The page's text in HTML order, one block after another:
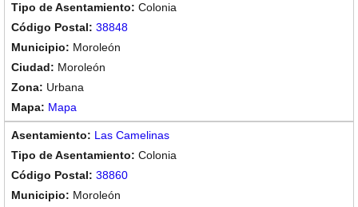
Colonia
38848
Moroleón
Moroleón
Urbana
Mapa
Las Camelinas
Colonia
38860
Moroleón